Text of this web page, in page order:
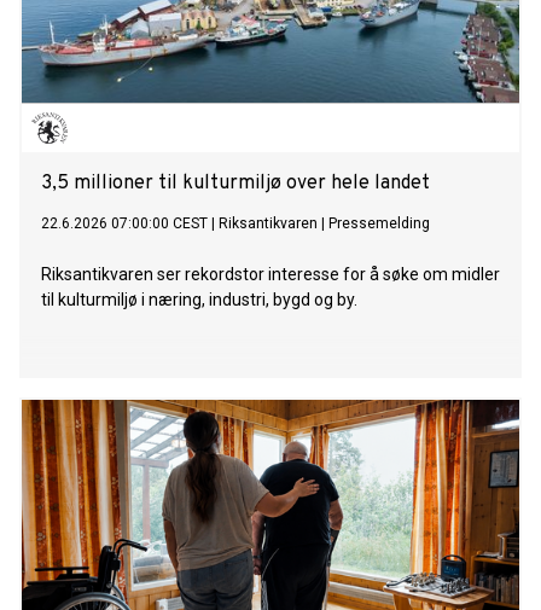
3,5 millioner til kulturmiljø over hele landet
22.6.2026 07:00:00 CEST Riksantikvaren Pressemelding
Riksantikvaren ser rekordstor interesse for å søke om midler
til kulturmiljø i næring, industri, bygd og by.